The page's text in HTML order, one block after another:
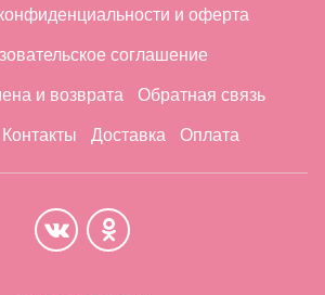
и оферта
соглашение
и возврата Обратная связь
Контакты Доставка Оплата